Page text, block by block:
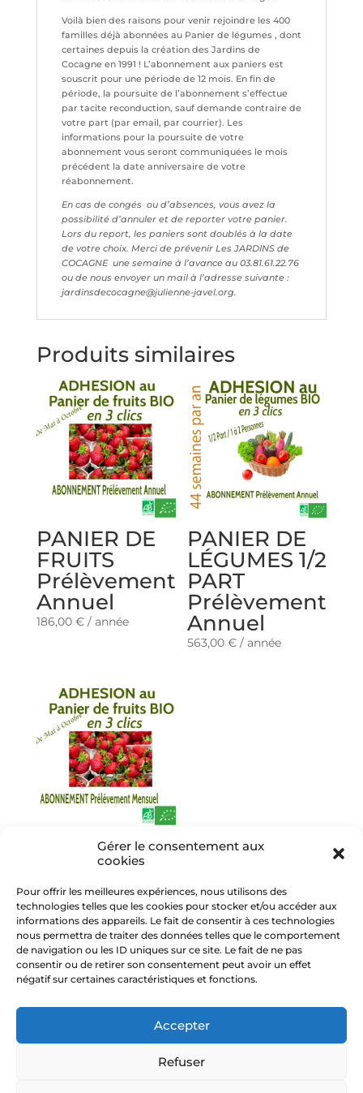
Gérer le consentement aux
cookies
Pour offrir les meilleures expériences, nous utilisons des
technologies telles que les cookies pour stocker et/ou accéder aux
informations des appareils. Le fait de consentir à ces technologies
nous permettra de traiter des données telles que le comportement
de navigation ou les ID uniques sur ce site. Le fait de ne pas
consentir ou de retirer son consentement peut avoir un effet
négatif sur certaines caractéristiques et fonctions.
Accepter
Refuser
Voilà bien des raisons pour venir rejoindre les 400
familles déjà abonnées au Panier de légumes , dont
certaines depuis la création des Jardins de
Cocagne en 1991 ! L’abonnement aux paniers est
souscrit pour une période de 12 mois. En fin de
période, la poursuite de l’abonnement s’effectue
par tacite reconduction, sauf demande contraire de
votre part (par email, par courrier). Les
informations pour la poursuite de votre
abonnement vous seront communiquées le mois
précédent la date anniversaire de votre
réabonnement.
En cas de congés ou d’absences, vous avez la
possibilité d’annuler et de reporter votre panier.
Lors du report, les paniers sont doublés à la date
de votre choix. Merci de prévenir Les JARDINS de
COCAGNE une semaine à l’avance au 03.81.61.22.76
ou de nous envoyer un mail à l’adresse suivante :
jardinsdecocagne@julienne-javel.org.
Produits similaires
PANIER DE
FRUITS
Prélèvement
Annuel
186,00 € / année
PANIER DE
LÉGUMES 1/2
PART
Prélèvement
Annuel
563,00€ / année
PANIER DE
FRUITS
Prélèvement
Mensuel
31,00€ / mois pour 6
mois